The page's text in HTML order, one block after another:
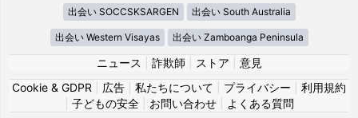
出会い SOCCSKSARGEN 出会い South Australia
出会い Western Visayas 出会い Zamboanga Peninsula
ニュース 詐欺師 ストア
意見
Cookie & GDPR
広告 私たちについて プライバシー
利用規約
子どもの安全| お問い合わせ| よくある質問